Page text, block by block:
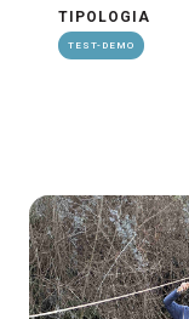
TIPOLOGIA
TEST-DEMO